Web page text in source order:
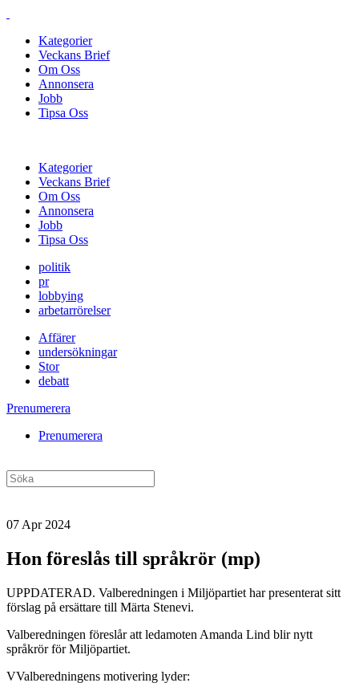
Kategorier
Veckans Brief
Om Oss
Annonsera
Jobb
Tipsa Oss
Kategorier
Veckans Brief
Om Oss
Annonsera
Jobb
Tipsa Oss
politik
pr
lobbying
arbetarrörelser
Affärer
undersökningar
Stor
debatt
Prenumerera
Prenumerera
07 Apr 2024
Hon föreslås till språkrör (mp)
UPPDATERAD. Valberedningen i Miljöpartiet har presenterat sitt
förslag på ersättare till Märta Stenevi.
Valberedningen föreslår att ledamoten Amanda Lind blir nytt
språkrör för Miljöpartiet.
VValberedningens motivering lyder: